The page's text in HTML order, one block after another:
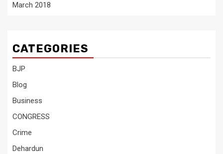
March 2018
CATEGORIES
BJP
Blog
Business
CONGRESS
Crime
Dehardun